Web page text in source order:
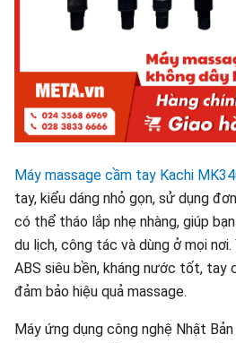
Máy massage cầm tay Kachi
tay, kiểu dáng nhỏ gọn, sử dụng
có thể tháo lắp nhẹ nhàng, giúp
du lịch, công tác và dùng ở mọi
ABS siêu bền, kháng nước tốt,
đảm bảo hiệu quả massage.
Máy ứng dụng công nghệ Nhật